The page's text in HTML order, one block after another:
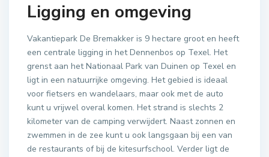
Ligging en omgeving
Vakantiepark De Bremakker is 9 hectare groot en heeft
een centrale ligging in het Dennenbos op Texel. Het
grenst aan het Nationaal Park van Duinen op Texel en
ligt in een natuurrijke omgeving. Het gebied is ideaal
voor fietsers en wandelaars, maar ook met de auto
kunt u vrijwel overal komen. Het strand is slechts 2
kilometer van de camping verwijdert. Naast zonnen en
zwemmen in de zee kunt u ook langsgaan bij een van
de restaurants of bij de kitesurfschool. Verder ligt de